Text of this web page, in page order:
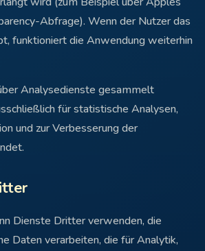
Abfrage). Wenn der Nutzer das
funktioniert die Anwendung weiterhin
Analysedienste gesammelt
für statistische Analysen,
und zur Verbesserung der
Dienste Dritter verwenden, die
Daten verarbeiten, die für Analytik,